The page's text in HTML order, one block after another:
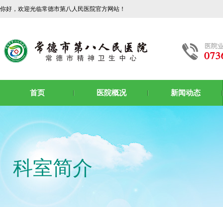
你好，欢迎光临常德市第八人民医院官方网站！
首页 医院概况 新闻动态
科室简介